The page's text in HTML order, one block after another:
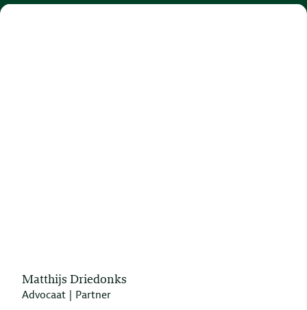
Matthijs Driedonks
Advocaat | Partner